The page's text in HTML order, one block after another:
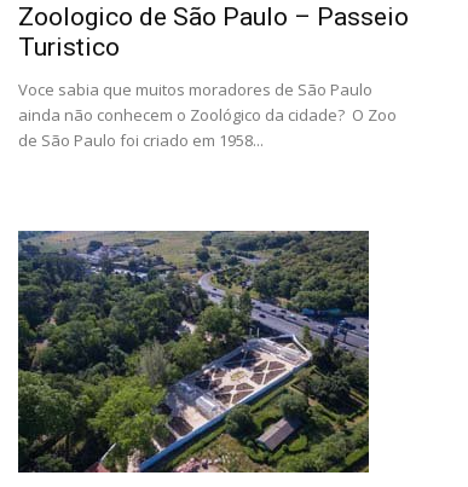
Zoologico de São Paulo – Passeio
Turistico
Voce sabia que muitos moradores de São Paulo
ainda não conhecem o Zoológico da cidade? O Zoo
de São Paulo foi criado em 1958...